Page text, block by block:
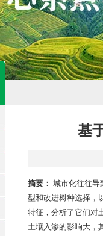
基
摘要： 城市化往往导
型和改进树种选择，
特征，分析了它们对
土壤入渗的影响大，